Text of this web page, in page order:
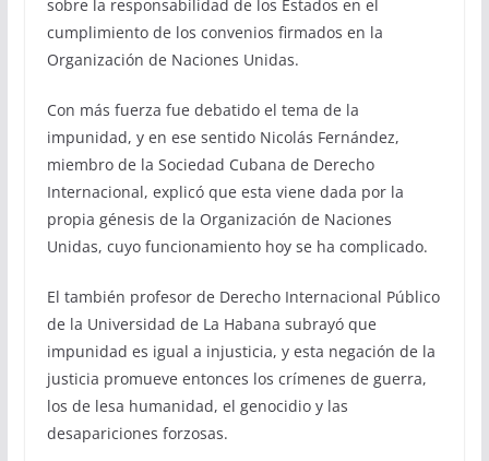
sobre la responsabilidad de los Estados en el
cumplimiento de los convenios firmados en la
Organización de Naciones Unidas.
Con más fuerza fue debatido el tema de la
impunidad, y en ese sentido Nicolás Fernández,
miembro de la Sociedad Cubana de Derecho
Internacional, explicó que esta viene dada por la
propia génesis de la Organización de Naciones
Unidas, cuyo funcionamiento hoy se ha complicado.
El también profesor de Derecho Internacional Público
de la Universidad de La Habana subrayó que
impunidad es igual a injusticia, y esta negación de la
justicia promueve entonces los crímenes de guerra,
los de lesa humanidad, el genocidio y las
desapariciones forzosas.